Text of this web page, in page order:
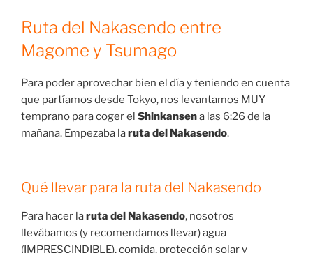
Ruta del Nakasendo entre
Magome y Tsumago
Para poder aprovechar bien el día y teniendo en cuenta
que partíamos desde Tokyo, nos levantamos MUY
temprano para coger el Shinkansena las 6:26 de la
mañana. Empezaba laruta del Nakasendo.
Qué llevar para la ruta del Nakasendo
Para hacer laruta del Nakasendo, nosotros
llevábamos (y recomendamos llevar) agua
(IMPRESCINDIBLE), comida, protección solar y